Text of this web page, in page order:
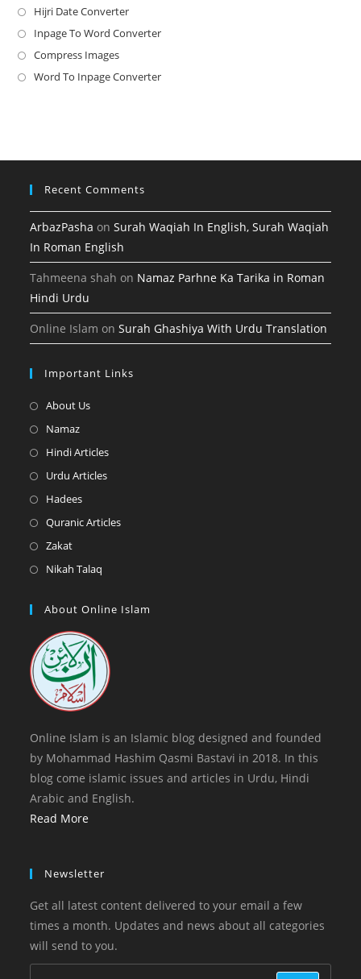
Hijri Date ConverterOpens
in
new
Inpage To Word ConverterOpens
a
Compress ImagesOpens
in
Word To Inpage ConverterOpens
tab
Recent Comments
ArbazPasha onSurah Waqiah In English, Surah Waqiah
In Roman English
Tahmeena shah on Namaz Parhne Ka Tarika in Roman
Hindi Urdu
Online Islam onSurah Ghashiya With Urdu Translation
Important Links
About UsOpens
a
tab
NamazOpens
in
tab
Hindi ArticlesOpens
tab
Urdu ArticlesOpens
a
HadeesOpens
in
tab
Quranic ArticlesOpens
tab
ZakatOpens
in
new
Nikah Talaq
a
tab
About Online Islam
Online Islam is an Islamic blog designed and founded
by Mohammad Hashim Qasmi Bastavi in 2018. In this
blog come islamic issues and articles in Urdu, Hindi
Arabic and English.
Read More
Newsletter
Get all latest content delivered to your email a few
times a month. Updates and news about all categories
will send to you.